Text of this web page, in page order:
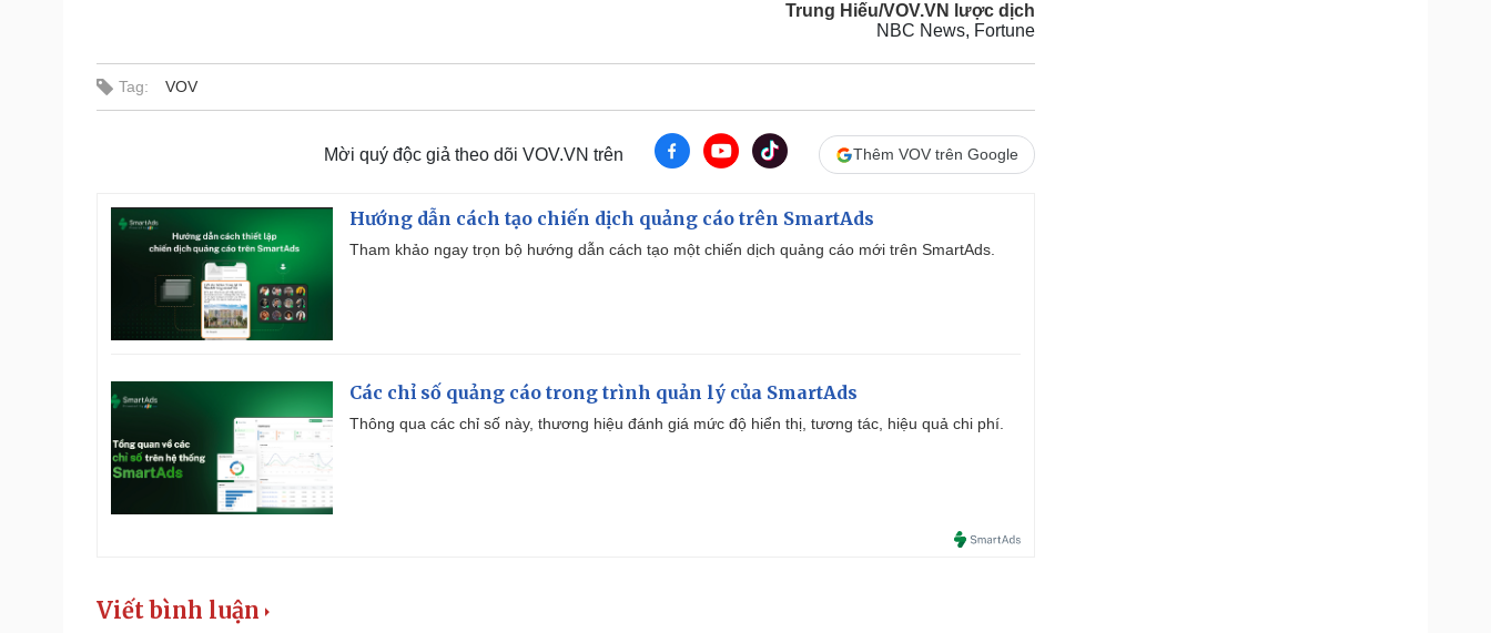
Trung Hiếu/VOV.VN lược dịch
NBC News, Fortune
Tag: VOV
Mời quý độc giả theo dõi VOV.VN trên Thêm VOV trên Google
Hướng dẫn cách tạo chiến dịch quảng cáo trên SmartAds
Tham khảo ngay trọn bộ hướng dẫn cách tạo một chiến dịch quảng cáo mới trên SmartAds.
Các chỉ số quảng cáo trong trình quản lý của SmartAds
Thông qua các chỉ số này, thương hiệu đánh giá mức độ hiển thị, tương tác, hiệu quả chi phí.
Viết bình luận